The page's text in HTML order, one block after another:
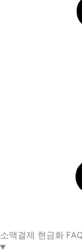
소액결제 현금화 FAQ​